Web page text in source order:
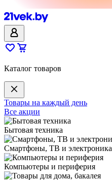
Каталог товаров
Товары на каждый день
Все акции
Бытовая техника
Смартфоны, ТВ и электроника
Компьютеры и периферия